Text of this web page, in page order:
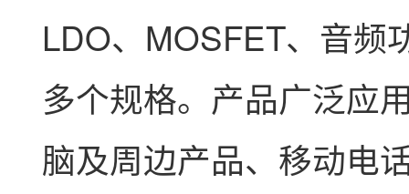
LDO、MOSFET、音频
多个规格。产品广泛应
脑及周边产品、移动电